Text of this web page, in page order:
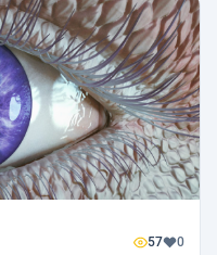
57 0